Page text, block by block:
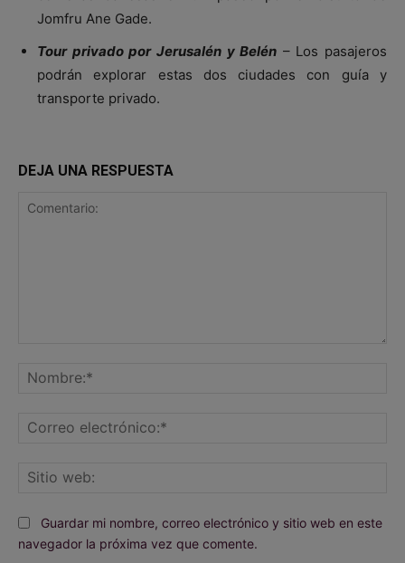
Jomfru Ane Gade.
Tour privado por Jerusalén y Belén – Los pasajeros
podrán explorar estas dos ciudades con guía y
transporte privado.
DEJA UNA RESPUESTA
Guardar mi nombre, correo electrónico y sitio web en este
navegador la próxima vez que comente.